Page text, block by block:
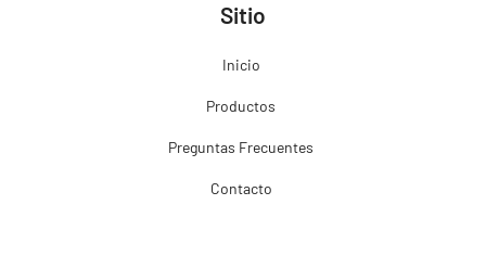
Sitio
Inicio
Productos
Preguntas Frecuentes
Contacto